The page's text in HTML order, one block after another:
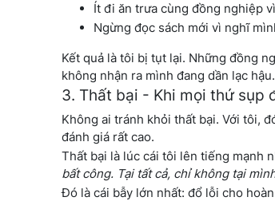
Ít đi ăn trưa cùng đồng nghiệp
Ngừng đọc sách mới vì nghĩ
Kết quả là tôi bị tụt lại. Những đồng
không nhận ra mình đang dần lạc hậu.
3. Thất bại - Khi mọi thứ sụp
Không ai tránh khỏi thất bại. Với tôi,
đánh giá rất cao.
Thất bại là lúc cái tôi lên tiếng mạnh
bất công. Tại tất cả, chỉ không tại
Đó là cái bẫy lớn nhất: đổ lỗi cho